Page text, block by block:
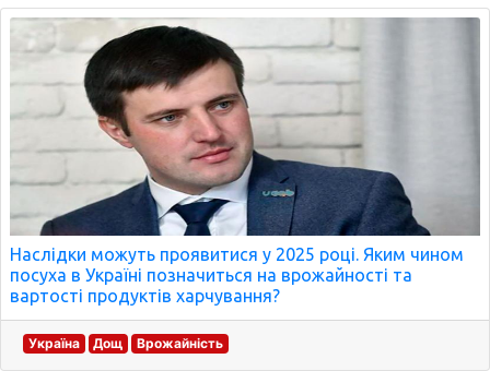
Наслідки можуть проявитися у 2025 році. Яким чином
посуха в Україні позначиться на врожайності та
вартості продуктів харчування?
Україна Дощ Врожайність